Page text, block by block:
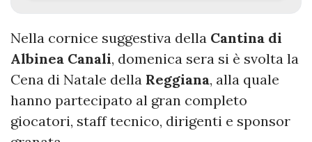
Nella cornice suggestiva della Cantina di
Albinea Canali, domenica sera si è svolta la
Cena di Natale della Reggiana, alla quale
hanno partecipato al gran completo
giocatori, staff tecnico, dirigenti e sponsor